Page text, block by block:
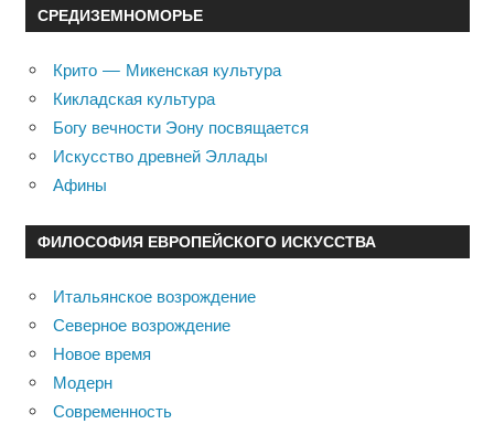
СРЕДИЗЕМНОМОРЬЕ
Крито — Микенская культура
Кикладская культура
Богу вечности Эону посвящается
Искусство древней Эллады
Афины
ФИЛОСОФИЯ ЕВРОПЕЙСКОГО ИСКУССТВА
Итальянское возрождение
Северное возрождение
Новое время
Модерн
Современность